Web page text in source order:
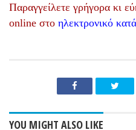
Παραγγείλετε γρήγορα κι
online στο ηλεκτρονικό
YOU MIGHT ALSO LIKE